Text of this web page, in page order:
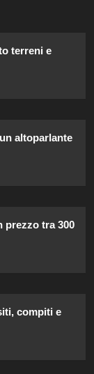
terreni e
altoparlante
prezzo tra 300
compiti e